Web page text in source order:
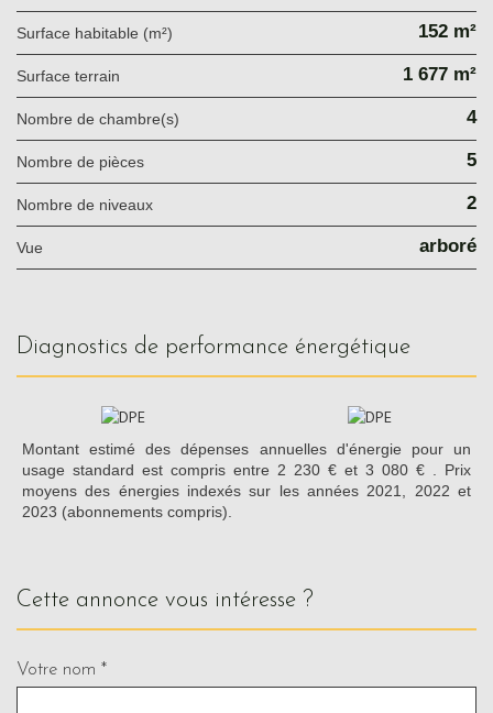
Surface habitable (m²) 152 m²
surface terrain 1 677 m²
Nombre de chambre(s) 4
Nombre de pièces 5
Nombre de niveaux 2
Vue arboré
diagnostics de performance énergétique
Montant estimé des dépenses annuelles d'énergie pour un
usage standard est compris entre 2 230 € et 3 080 € . Prix
moyens des énergies indexés sur les années 2021, 2022 et
2023 (abonnements compris).
cette annonce vous intéresse ?
Votre nom *